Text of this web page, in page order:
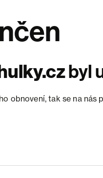
byl
obnovení, tak se na nás